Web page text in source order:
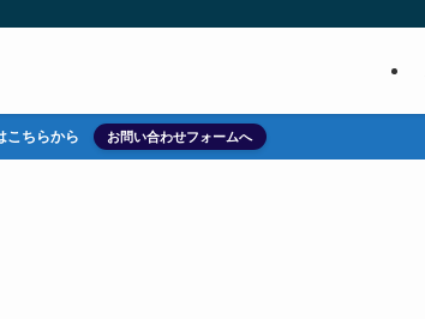
こちらから お問い合わせフォームへ